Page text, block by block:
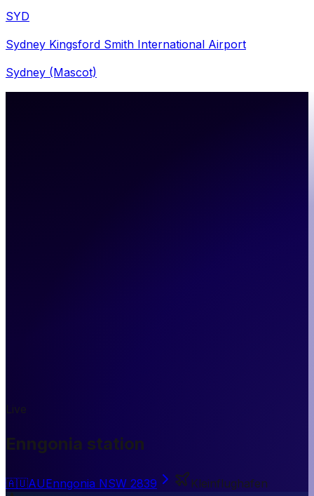
SYD
Sydney Kingsford Smith International Airport
Sydney (Mascot)
Live
Enngonia station
🇦🇺AUEnngonia NSW 2839
Kleinflughafen